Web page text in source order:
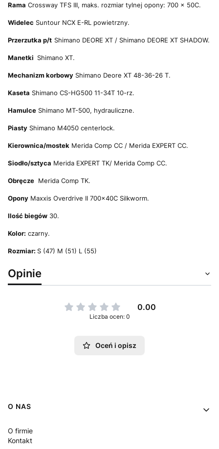
Rama Crossway TFS III, maks. rozmiar tylnej opony: 700 x 50C.
Widelec Suntour NCX E-RL powietrzny.
Przerzutka p/t Shimano DEORE XT / Shimano DEORE XT SHADOW.
Manetki Shimano XT.
Mechanizm korbowy Shimano Deore XT 48-36-26 T.
Kaseta Shimano CS-HG500 11-34T 10-rz.
Hamulce Shimano MT-500, hydrauliczne.
Piasty Shimano M4050 centerlock.
Kierownica/mostek Merida Comp CC / Merida EXPERT CC.
Siodło/sztyca Merida EXPERT TK/ Merida Comp CC.
Obręcze Merida Comp TK.
Opony Maxxis Overdrive II 700x40C Silkworm.
Ilość biegów 30.
Kolor: czarny.
Rozmiar: S (47) M (51) L (55)
Opinie
0.00
Liczba ocen: 0
Oceń i opisz
Linki w stopce
O NAS
O firmie
Kontakt